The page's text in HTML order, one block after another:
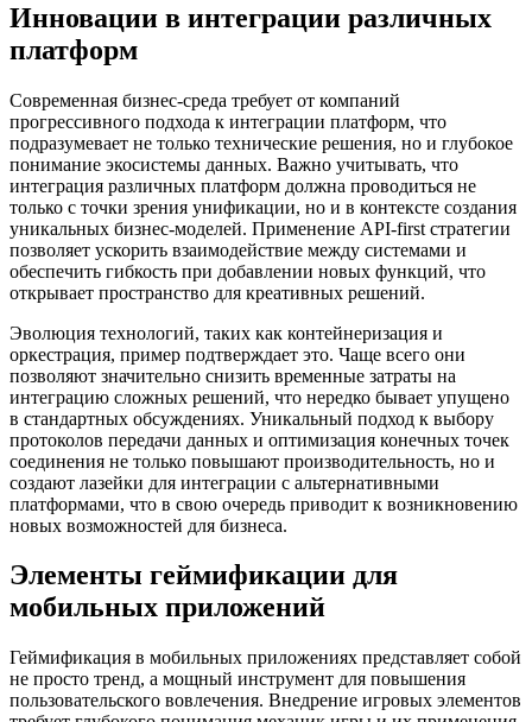
Инновации в интеграции различных
платформ
Современная бизнес-среда требует от компаний
прогрессивного подхода к интеграции платформ, что
подразумевает не только технические решения, но и глубокое
понимание экосистемы данных. Важно учитывать, что
интеграция различных платформ должна проводиться не
только с точки зрения унификации, но и в контексте создания
уникальных бизнес-моделей. Применение API-first стратегии
позволяет ускорить взаимодействие между системами и
обеспечить гибкость при добавлении новых функций, что
открывает пространство для креативных решений.
Эволюция технологий, таких как контейнеризация и
оркестрация, пример подтверждает это. Чаще всего они
позволяют значительно снизить временные затраты на
интеграцию сложных решений, что нередко бывает упущено
в стандартных обсуждениях. Уникальный подход к выбору
протоколов передачи данных и оптимизация конечных точек
соединения не только повышают производительность, но и
создают лазейки для интеграции с альтернативными
платформами, что в свою очередь приводит к возникновению
новых возможностей для бизнеса.
Элементы геймификации для
мобильных приложений
Геймификация в мобильных приложениях представляет собой
не просто тренд, а мощный инструмент для повышения
пользовательского вовлечения. Внедрение игровых элементов